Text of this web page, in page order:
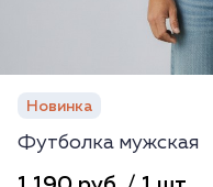
Новинка
Футболка мужская